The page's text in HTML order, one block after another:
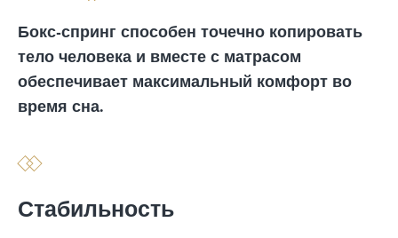
Бокс-спринг способен точечно копировать
тело человека и вместе с матрасом
обеспечивает максимальный комфорт во
время сна.
Стабильность